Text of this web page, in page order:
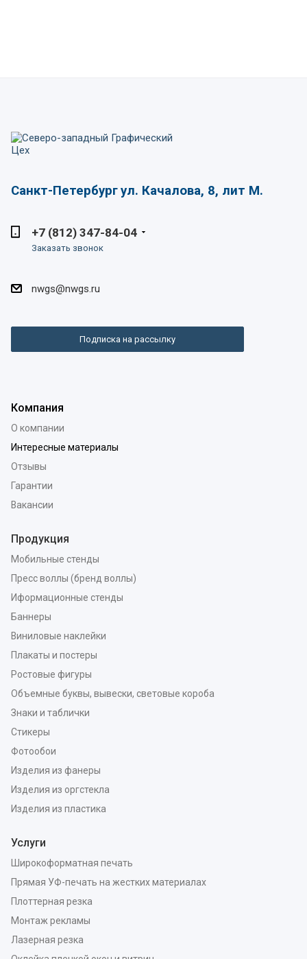
Санкт-Петербургул. Качалова, 8, лит М.
+7 (812) 347-84-04
Заказать звонок
nwgs@nwgs.ru
Подписка на рассылку
Компания
О компании
Интересные материалы
Отзывы
Гарантии
Вакансии
Продукция
Мобильные стенды
Пресс воллы (бренд воллы)
Иформационные стенды
Баннеры
Виниловые наклейки
Плакаты и постеры
Ростовые фигуры
Объемные буквы, вывески, световые короба
Знаки и таблички
Стикеры
Фотообои
Изделия из фанеры
Изделия из оргстекла
Изделия из пластика
Услуги
Широкоформатная печать
Прямая УФ-печать на жестких материалах
Плоттерная резка
Монтаж рекламы
Лазерная резка